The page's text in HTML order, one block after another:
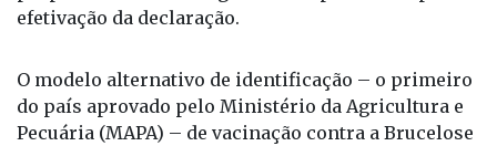
efetivação da declaração.
O modelo alternativo de identificação – o primeiro
do país aprovado pelo Ministério da Agricultura e
Pecuária (MAPA) – de vacinação contra a Brucelose